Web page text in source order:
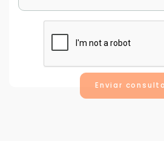
Enviar consulta